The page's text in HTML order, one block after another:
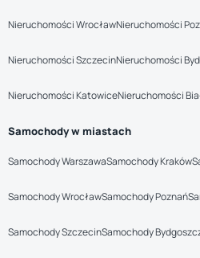
Nieruchomości WrocławNieruchomości
Nieruchomości SzczecinNieruchomości
Nieruchomości KatowiceNieruchomości
Samochody w miastach
Samochody WarszawaSamochody Kraków
Samochody WrocławSamochody Poznań
Samochody SzczecinSamochody